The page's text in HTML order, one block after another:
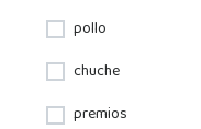
pollo
chuche
premios